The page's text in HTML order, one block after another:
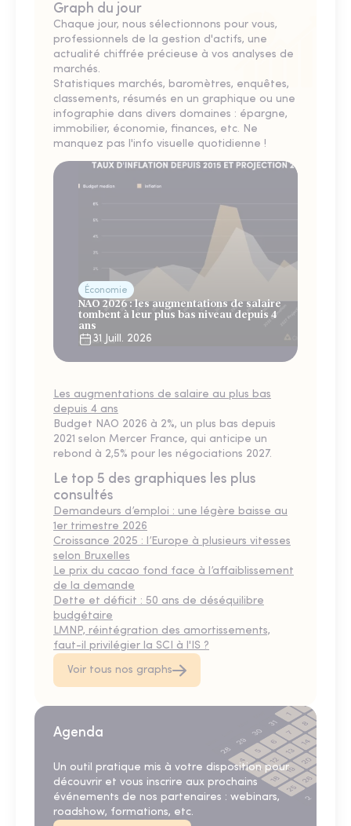
Graph du jour
Chaque jour, nous sélectionnons pour vous,
professionnels de la gestion d'actifs, une
actualité chiffrée précieuse à vos analyses de
marchés.
Statistiques marchés, baromètres, enquêtes,
classements, résumés en un graphique ou une
infographie dans divers domaines : épargne,
immobilier, économie, finances, etc. Ne
manquez pas l'info visuelle quotidienne !
Économie
NAO 2026 : les augmentations de salaire
tombent à leur plus bas niveau depuis 4
ans
31 Juill. 2026
Les augmentations de salaire au plus bas
depuis 4 ans
Budget NAO 2026 à 2%, un plus bas depuis
2021 selon Mercer France, qui anticipe un
rebond à 2,5% pour les négociations 2027.
Le top 5 des graphiques les plus
consultés
Demandeurs d’emploi : une légère baisse au
1er trimestre 2026
Croissance 2025 : l’Europe à plusieurs vitesses
selon Bruxelles
Le prix du cacao fond face à l’affaiblissement
de la demande
Dette et déficit : 50 ans de déséquilibre
budgétaire
LMNP, réintégration des amortissements,
faut-il privilégier la SCI à l'IS ?
Voir tous nos graphs
Agenda
Un outil pratique mis à votre disposition pour
découvrir et vous inscrire aux prochains
événements de nos partenaires : webinars,
roadshow, formations, etc.